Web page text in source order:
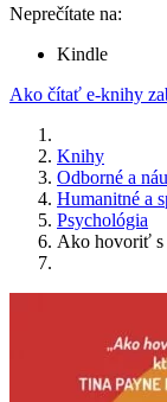
Neprečítate na:
Kindle
Ako čítať e-knihy
Knihy
Odborné a
Humanitné a
Psychológia
Ako hovoriť s